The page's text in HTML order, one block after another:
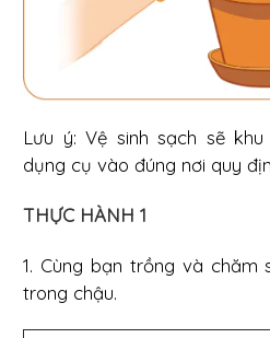
Lưu ý: Vệ sinh sạch sẽ
dụng cụ vào đúng nơi quy
THỰC HÀNH 1
1. Cùng bạn trồng và chăm
trong chậu.